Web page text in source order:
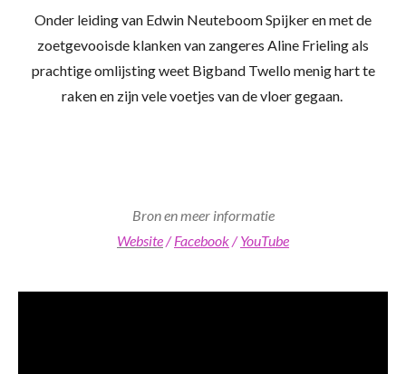
Onder leiding van Edwin Neuteboom Spijker en met de
zoetgevooisde klanken van zangeres Aline Frieling als
prachtige omlijsting weet Bigband Twello menig hart te
raken en zijn vele voetjes van de vloer gegaan.
Bron en meer informatie
Website/Facebook/YouTube